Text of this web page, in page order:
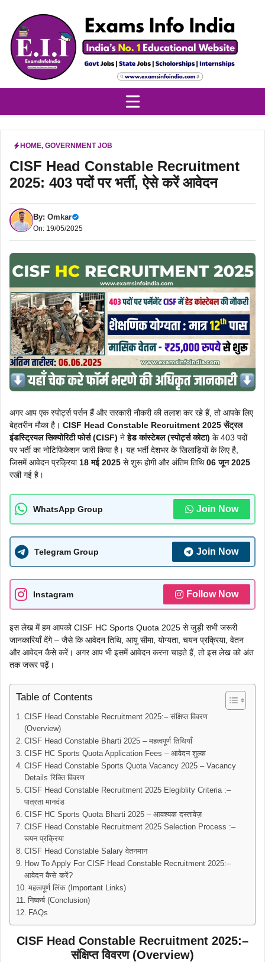
content
HOME, GOVERNMENT JOB
CISF Head Constable Recruitment
2025: 403 पदों पर भर्ती, ऐसे करें आवेदन
By: Omkar
On: 19/05/2025
अगर आप एक स्पोर्ट्स पर्सन हैं और सरकारी नौकरी की तलाश कर रहे हैं, तो आपके लिए
बेहतरीन मौका है। CISF Head Constable Recruitment 2025 सेंट्रल
इंडस्ट्रियल सिक्योरिटी फोर्स (CISF) नेहेड कांस्टेबल (स्पोर्ट्स कोटा) के 403 पदों
पर भर्ती का नोटिफिकेशन जारी किया है। यह भर्ती देशभर के खिलाड़ियों के लिए है,
जिसमें आवेदन प्रक्रिया18 मई 2025 से शुरू होगी और अंतिम तिथि06 जून 2025
रखी गई है।
WhatsApp Group Join Now
Telegram Group Join Now
Instagram Follow Now
इस लेख में हम आपको CISF HC Sports Quota 2025 से जुड़ी सभी जरूरी
जानकारियाँ देंगे – जैसे कि आवेदन तिथि, आयु सीमा, योग्यता, चयन प्रक्रिया, वेतन
और आवेदन कैसे करें। अगर आप भी इसमें आवेदन करना चाहते हैं, तो इस लेख को अंत
तक जरूर पढ़ें।
Table of Contents
CISF Head Constable Recruitment 2025:– संक्षिप्त विवरण
(Overview)
CISF Head Constable Bharti 2025 – महत्वपूर्ण तिथियाँ
CISF HC Sports Quota Application Fees – आवेदन शुल्क
CISF Head Constable Sports Quota Vacancy 2025 – Vacancy
Details रिक्ति विवरण
CISF Head Constable Recruitment 2025 Elegiblity Criteria :–
पात्रता मानदंड
CISF HC Sports Quota Bharti 2025 – आवश्यक दस्तावेज़
CISF Head Constable Recruitment 2025 Selection Process :–
चयन प्रक्रिया
CISF Head Constable Salary वेतनमान
How To Apply For CISF Head Constable Recruitment 2025:–
आवेदन कैसे करें?
महत्वपूर्ण लिंक (Important Links)
निष्कर्ष (Conclusion)
FAQs
CISF Head Constable Recruitment 2025:–
संक्षिप्त विवरण (Overview)